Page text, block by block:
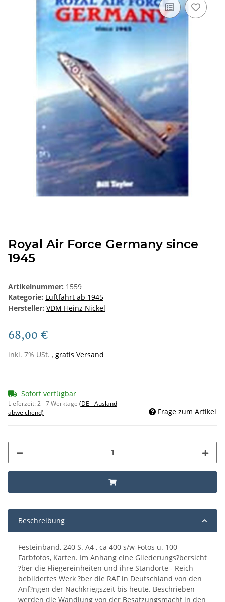
Royal Air Force Germany since
1945
Artikelnummer: 1559
Kategorie: Luftfahrt ab 1945
Hersteller: VDM Heinz Nickel
68,00 €
inkl. 7% USt. , gratis Versand
Sofort verfügbar
Lieferzeit:2 - 7 Werktage (DE - Ausland
abweichend)
Frage zum Artikel
Beschreibung
Festeinband, 240 S. A4 , ca 400 s/w-Fotos u. 100
Farbfotos, Karten. Im Anhang eine Gliederungs?bersicht
?ber die Fliegereinheiten und ihre Standorte - Reich
bebildertes Werk ?ber die RAF in Deutschland von den
Anf?ngen der Nachkriegszeit bis heute. Beschrieben
werden die Wandlung von der Besatzungsmacht in den